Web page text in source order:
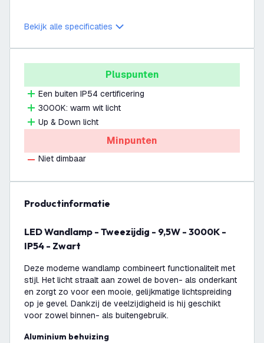
Bekijk alle specificaties
Pluspunten
Een buiten IP54 certificering
3000K: warm wit licht
Up & Down licht
Minpunten
Niet dimbaar
productinformatie
LED Wandlamp - Tweezijdig - 9,5W - 3000K -
IP54 - Zwart
Deze moderne wandlamp combineert functionaliteit met
stijl. Het licht straalt aan zowel de boven- als onderkant
en zorgt zo voor een mooie, gelijkmatige lichtspreiding
op je gevel. Dankzij de veelzijdigheid is hij geschikt
voor zowel binnen- als buitengebruik.
Aluminium behuizing